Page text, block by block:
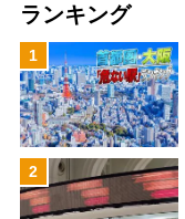
ランキング
1
2